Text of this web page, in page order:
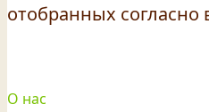
отобранных
О нас